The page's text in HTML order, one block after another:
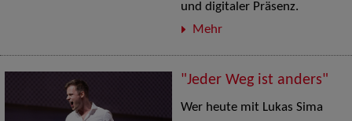
und digitaler Präsenz.
Mehr
"Jeder Weg ist anders"
Wer heute mit Lukas Sima